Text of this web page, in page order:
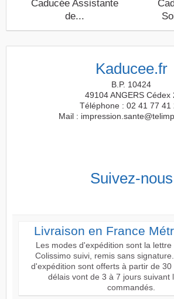
Caducée Assistante
de...
Kaducee.fr
B.P. 10424
49104 ANGERS Cédex
Téléphone : 02 41 77 41
Mail :
Suivez-nous
Livraison en France
Les modes d'expédition sont la
Colissimo suivi, remis sans
d'expédition sont offerts à partir de
délais vont de 3 à 7 jours suivant
commandés.